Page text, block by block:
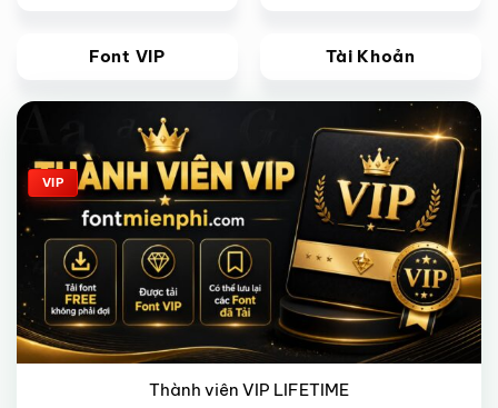
Font VIP Tài Khoản
Giảm giá!
VIP
Thành viên VIP LIFETIME